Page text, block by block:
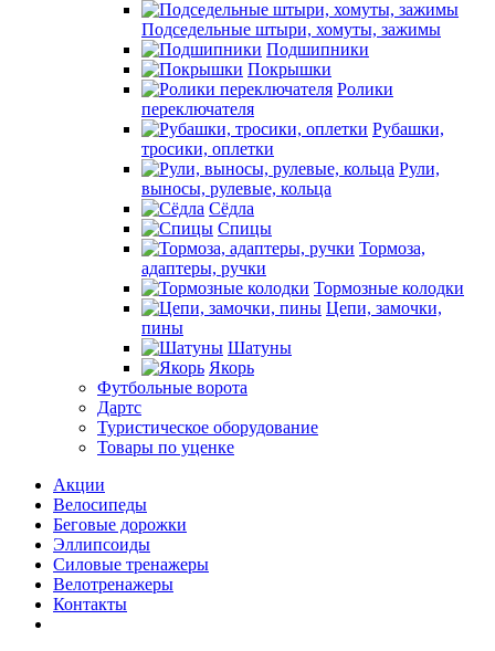
Подседельные штыри, хомуты, зажимы
Подшипники
Покрышки
Ролики
переключателя
Рубашки,
тросики, оплетки
Рули,
выносы, рулевые, кольца
Сёдла
Спицы
Тормоза,
адаптеры, ручки
Тормозные колодки
Цепи, замочки,
пины
Шатуны
Якорь
Футбольные ворота
Дартс
Туристическое оборудование
Товары по уценке
Акции
Велосипеды
Беговые дорожки
Эллипсоиды
Силовые тренажеры
Велотренажеры
Контакты